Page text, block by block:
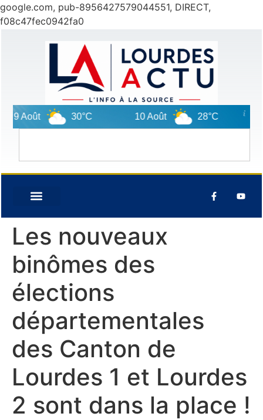
google.com, pub-8956427579044551, DIRECT,
f08c47fec0942fa0
9 Août 30°C 10 Août 28°C
Les nouveaux
binômes des
élections
départementales
des Canton de
Lourdes 1 et Lourdes
2 sont dans la place !